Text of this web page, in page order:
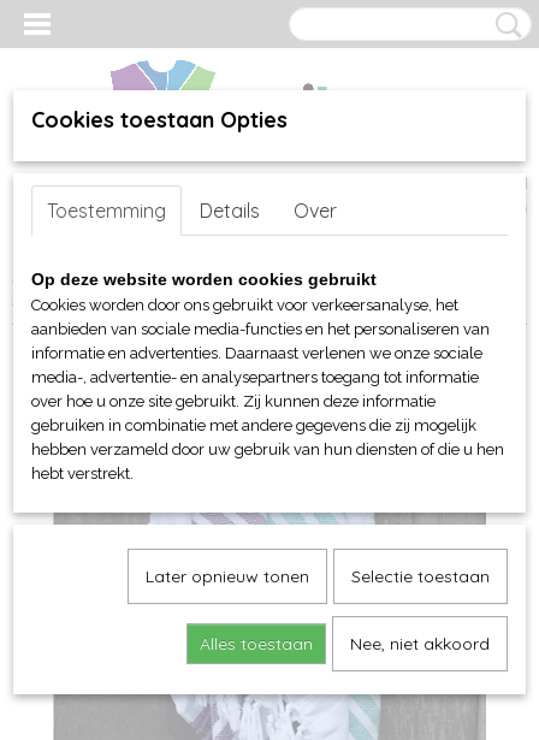
Inloggen Registreren
(0)
Home >webshop>Bed-, Bad-, Keuken en Tafellinnen
Hamamdoeken> ARTG Hamamzz® 100x180 Dalaman handdoek
Cookies toestaan Opties
Toestemming Details Over
Op deze website worden cookies gebruikt
Cookies worden door ons gebruikt voor verkeersanalyse, het
aanbieden van sociale media-functies en het personaliseren van
informatie en advertenties. Daarnaast verlenen we onze sociale
media-, advertentie- en analysepartners toegang tot informatie
over hoe u onze site gebruikt. Zij kunnen deze informatie
gebruiken in combinatie met andere gegevens die zij mogelijk
hebben verzameld door uw gebruik van hun diensten of die u hen
hebt verstrekt.
Later opnieuw tonen Selectie toestaan
Alles toestaan Nee, niet akkoord